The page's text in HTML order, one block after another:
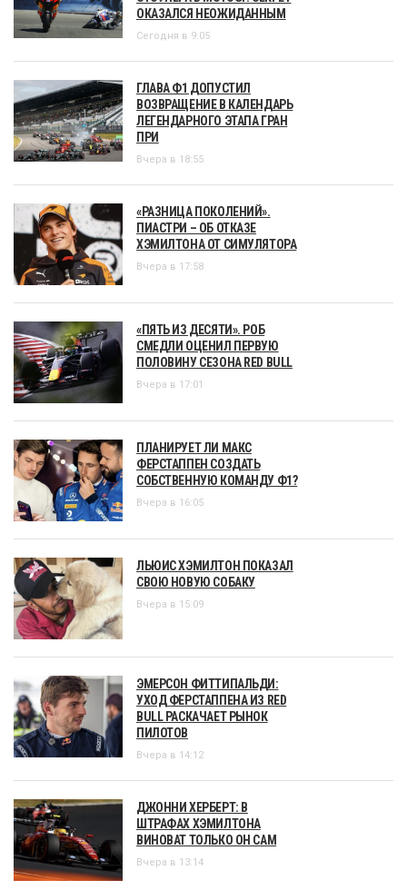
ОКАЗАЛСЯ НЕОЖИДАННЫМ
Сегодня в 9:05
ГЛАВА Ф1 ДОПУСТИЛ
ВОЗВРАЩЕНИЕ В КАЛЕНДАРЬ
ЛЕГЕНДАРНОГО ЭТАПА ГРАН
ПРИ
Вчера в 18:55
«РАЗНИЦА ПОКОЛЕНИЙ».
ПИАСТРИ – ОБ ОТКАЗЕ
ХЭМИЛТОНА ОТ СИМУЛЯТОРА
Вчера в 17:58
«ПЯТЬ ИЗ ДЕСЯТИ». РОБ
СМЕДЛИ ОЦЕНИЛ ПЕРВУЮ
ПОЛОВИНУ СЕЗОНА RED BULL
Вчера в 17:01
ПЛАНИРУЕТ ЛИ МАКС
ФЕРСТАППЕН СОЗДАТЬ
СОБСТВЕННУЮ КОМАНДУ Ф1?
Вчера в 16:05
ЛЬЮИС ХЭМИЛТОН ПОКАЗАЛ
СВОЮ НОВУЮ СОБАКУ
Вчера в 15:09
ЭМЕРСОН ФИТТИПАЛЬДИ:
УХОД ФЕРСТАППЕНА ИЗ RED
BULL РАСКАЧАЕТ РЫНОК
ПИЛОТОВ
Вчера в 14:12
ДЖОННИ ХЕРБЕРТ: В
ШТРАФАХ ХЭМИЛТОНА
ВИНОВАТ ТОЛЬКО ОН САМ
Вчера в 13:14